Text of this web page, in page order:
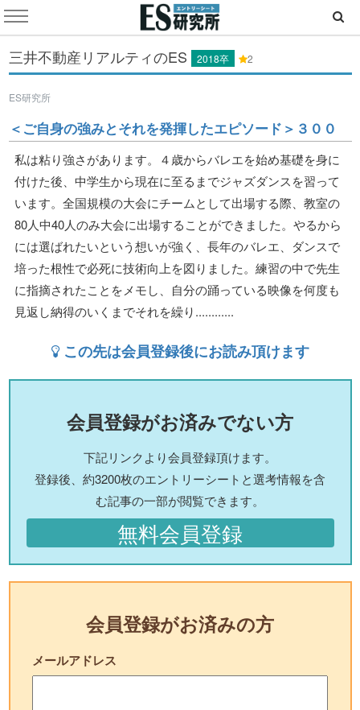
三井不動産リアルティのES 2018卒 2
ES研究所
＜ご自身の強みとそれを発揮したエピソード＞３００
私は粘り強さがあります。４歳からバレエを始め基礎を身に
付けた後、中学生から現在に至るまでジャズダンスを習って
います。全国規模の大会にチームとして出場する際、教室の
80人中40人のみ大会に出場することができました。やるから
には選ばれたいという想いが強く、長年のバレエ、ダンスで
培った根性で必死に技術向上を図りました。練習の中で先生
に指摘されたことをメモし、自分の踊っている映像を何度も
見返し納得のいくまでそれを繰り............
この先は会員登録後にお読み頂けます
会員登録がお済みでない方
下記リンクより会員登録頂けます。
登録後、約3200枚のエントリーシートと選考情報を含
む記事の一部が閲覧できます。
無料会員登録
会員登録がお済みの方
メールアドレス